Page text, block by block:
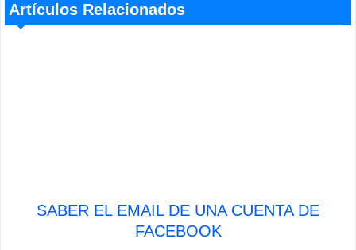
Artículos Relacionados
SABER EL EMAIL DE UNA CUENTA DE
FACEBOOK